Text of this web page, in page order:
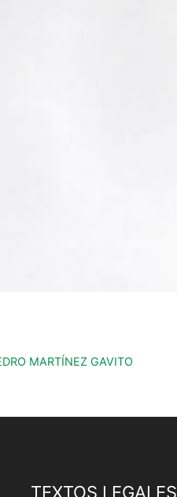
MARTÍNEZ GAVITO
TEXTOS LEGALES